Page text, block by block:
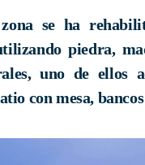
se ha
piedra,
uno de ellos
con mesa,